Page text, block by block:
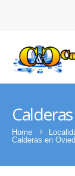
Home
Calderas en